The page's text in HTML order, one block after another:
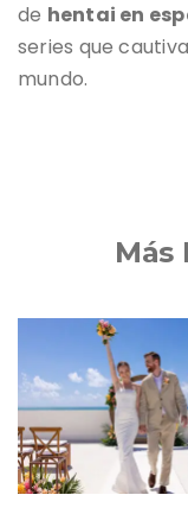
de hentai en
series que
mundo.
Más